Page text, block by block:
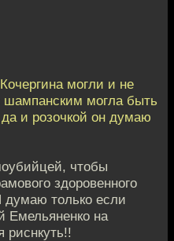
могли и не
шампанским могла быть
и розочкой он думаю
чтобы
здоровенного
думаю только если
на
риснкуть!!